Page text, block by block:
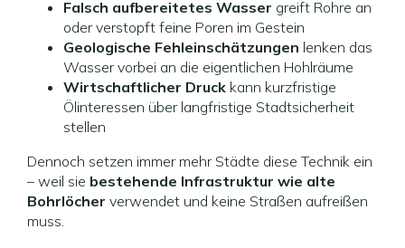
Falsch aufbereitetes Wasser greift Rohre an
oder verstopft feine Poren im Gestein
Geologische Fehleinschätzungen lenken das
Wasser vorbei an die eigentlichen Hohlräume
Wirtschaftlicher Druck kann kurzfristige
Ölinteressen über langfristige Stadtsicherheit
stellen
Dennoch setzen immer mehr Städte diese Technik ein
– weil sie bestehende Infrastruktur wie alte
Bohrlöcher verwendet und keine Straßen aufreißen
muss.